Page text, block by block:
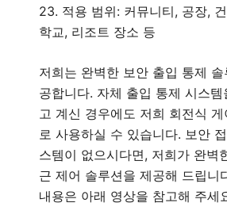
23. 적용 범위: 커뮤니티, 공장,
학교, 리조트 장소 등
저희는 완벽한 보안 출입 통제 솔
공합니다. 자체 출입 통제 시스템
고 계신 경우에도 저희 회전식
로 사용하실 수 있습니다. 보안
스템이 없으시다면, 저희가 완벽
근 제어 솔루션을 제공해 드립니
내용은 아래 영상을 참고해 주세